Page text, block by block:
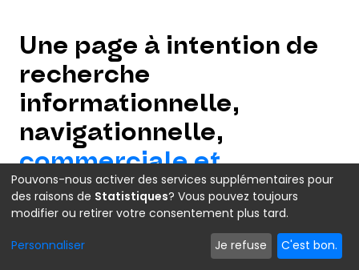
Une page à intention de
recherche
informationnelle,
navigationnelle,
commerciale et
transactionnelle, et ça
repart
Pouvons-nous activer des services supplémentaires pour
des raisons de Statistiques? Vous pouvez toujours
modifier ou retirer votre consentement plus tard.
Personnaliser Je refuse C'est bon.